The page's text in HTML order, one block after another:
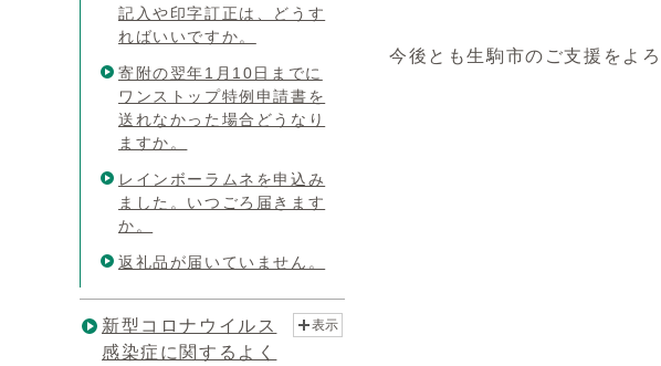
今後とも生駒市のご支援をよ
記入や印字訂正は、どうす
ればいいですか。
寄附の翌年1月10日までに
ワンストップ特例申請書を
送れなかった場合どうなり
ますか。
レインボーラムネを申込み
ました。いつごろ届きます
か。
返礼品が届いていません。
新型コロナウイルス
感染症に関するよく
表示